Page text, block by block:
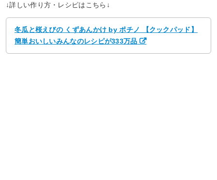
↓詳しい作り方・レシピはこちら↓
冬瓜と桜えびの くずあんかけ by ポチノ 【クックパッド】
簡単おいしいみんなのレシピが333万品